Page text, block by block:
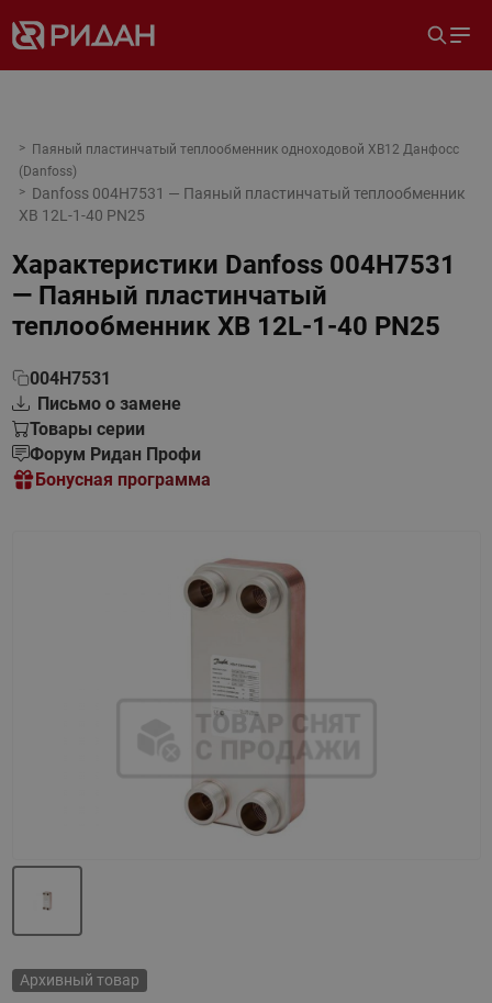
Паяный пластинчатый теплообменник одноходовой XB12 Данфосс
(Danfoss)
Danfoss 004H7531 — Паяный пластинчатый теплообменник
XB 12L-1-40 PN25
Характеристики Danfoss 004H7531
— Паяный пластинчатый
теплообменник XB 12L-1-40 PN25
004H7531
Письмо о замене
Товары серии
Форум Ридан Профи
Бонусная программа
Архивный товар